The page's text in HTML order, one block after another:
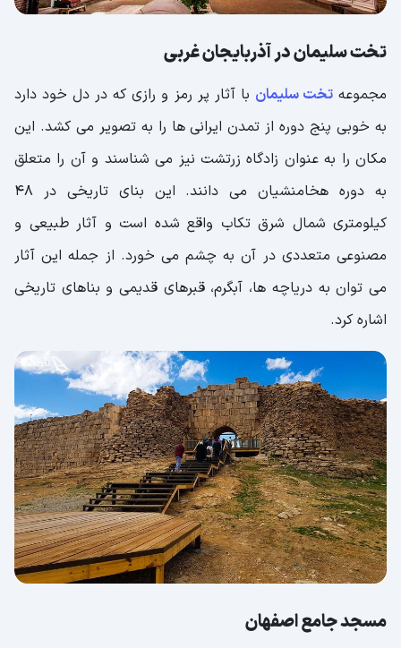
تخت سلیمان در آذربایجان غربی
مجموعهتخت سلیمان با آثار پر رمز و رازی که در دل خود دارد
به خوبی پنج دوره از تمدن ایرانی ها را به تصویر می کشد. این
مکان را به عنوان زادگاه زرتشت نیز می شناسند و آن را متعلق
به دوره هخامنشیان می دانند. این بنای تاریخی در 48
کیلومتری شمال شرق تکاب واقع شده است و آثار طبیعی و
مصنوعی متعددی در آن به چشم می خورد. از جمله این آثار
می توان به دریاچه ها، آبگرم، قبرهای قدیمی و بناهای تاریخی
اشاره کرد.
مسجد جامع اصفهان